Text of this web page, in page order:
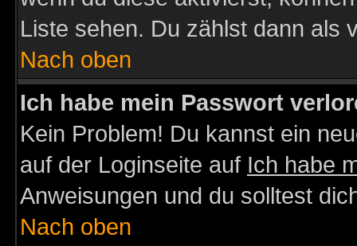
Liste sehen. Du zählst dann als
Nach oben
Ich habe mein Passwort
Kein Problem! Du kannst ein
auf der Loginseite auf Ich habe
Anweisungen und du solltest
Nach oben